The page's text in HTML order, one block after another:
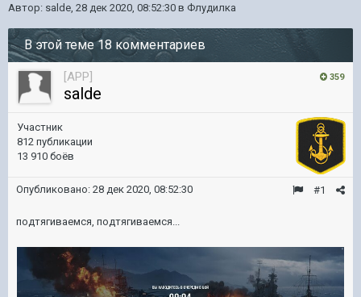
Автор: salde, 28 дек 2020, 08:52:30 в Флудилка
В этой теме 18 комментариев
359
[APP]
salde
Участник
812 публикации
13 910 боёв
#1
Опубликовано: 28 дек 2020, 08:52:30
подтягиваемся, подтягиваемся...